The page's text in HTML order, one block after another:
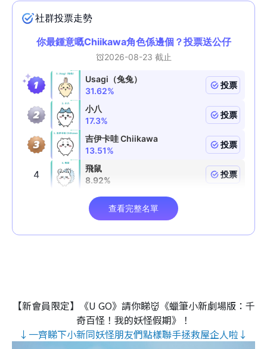
【新會員限定】《U GO》請你睇👹《蠟筆小新劇場版：千
奇百怪！我的妖怪假期》！
↓一齊睇下小新同妖怪朋友們點樣聯手拯救屋企人啦↓